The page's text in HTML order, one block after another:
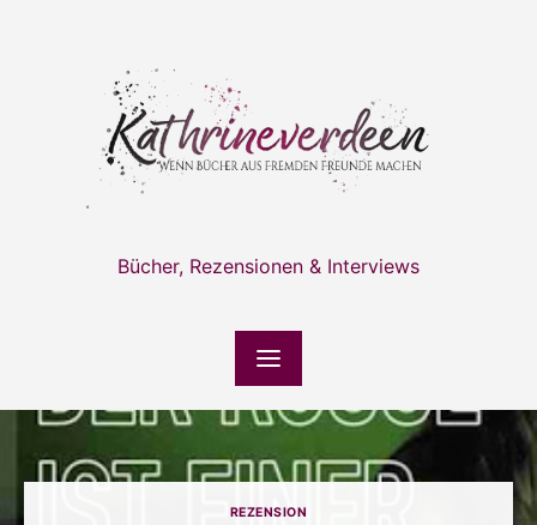
Bücher, Rezensionen & Interviews
REZENSION